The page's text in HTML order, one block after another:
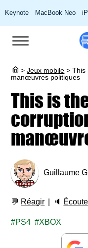
Keynote MacBook Neo
> Jeux mobile > This
manœuvres politiques
This is
Guillaume
💬 Réagir 🔈
PS4 XBOX